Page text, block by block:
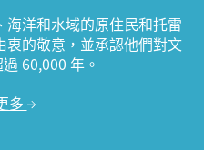
洋和水域的原住民和托雷
的敬意，並承認他們對文
60,000 年。
多